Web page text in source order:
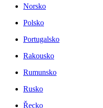
Norsko
Polsko
Portugalsko
Rakousko
Rumunsko
Rusko
Řecko